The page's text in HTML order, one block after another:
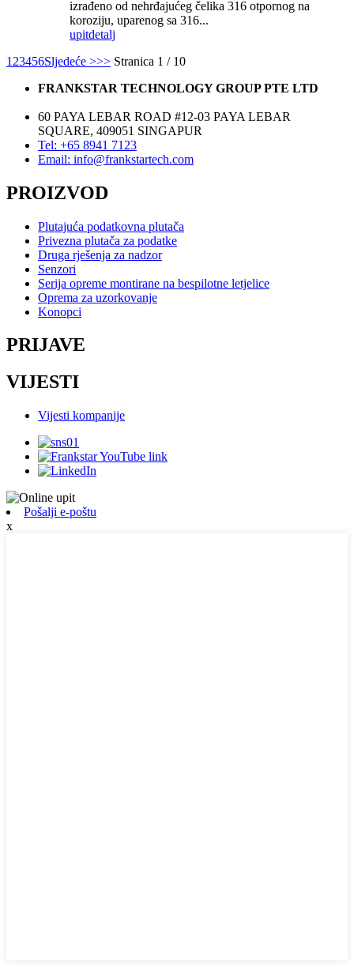
izrađeno od nehrđajućeg čelika 316 otpornog na
koroziju, uparenog sa 316...
upitdetalj
1 23456Sljedeće >>> Stranica 1 / 10
FRANKSTAR TECHNOLOGY GROUP PTE LTD
60 PAYA LEBAR ROAD #12-03 PAYA LEBAR
SQUARE, 409051 SINGAPUR
Tel: +65 8941 7123
Email: info@frankstartech.com
PROIZVOD
Plutajuća podatkovna plutača
Privezna plutača za podatke
Druga rješenja za nadzor
Senzori
Serija opreme montirane na bespilotne letjelice
Oprema za uzorkovanje
Konopci
PRIJAVE
VIJESTI
Vijesti kompanije
Pošalji e-poštu
x